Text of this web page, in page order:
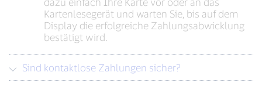
Kartenlesegerät und warten Sie, bis auf dem
Display die erfolgreiche Zahlungsabwicklung
bestätigt wird.
Sind kontaktlose Zahlungen sicher?